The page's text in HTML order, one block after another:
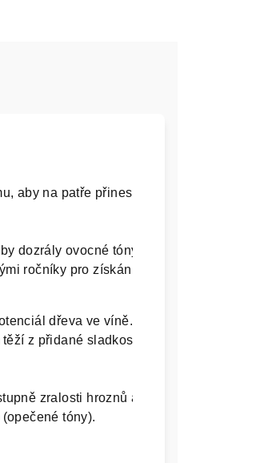
aby na patře přinesla intenzivní aroma
dozrály ovocné tóny a snížily intenzitu
ročníky pro získání sladkosti a délky
dřeva ve víně. Je to zajímavý
z přidané sladkosti a aromatické
zralosti hroznů a ročníku. Mezi 1 a
tóny).